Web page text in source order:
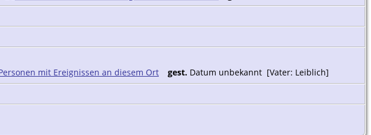
gest. Datum unbekannt [Vater: Leiblich]